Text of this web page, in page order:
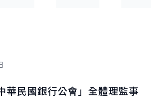
華民國銀行公會」全體理監事